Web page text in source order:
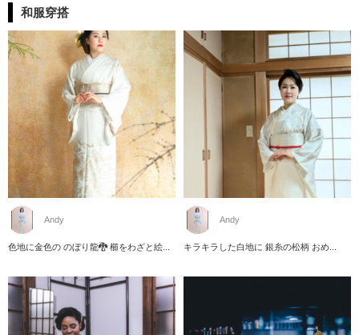
和服穿搭
Andy
色地に金色の のぼり龍🐉 櫛をわざと絵...
Andy
キラキラした白地に 銀糸の松柄 おめ...